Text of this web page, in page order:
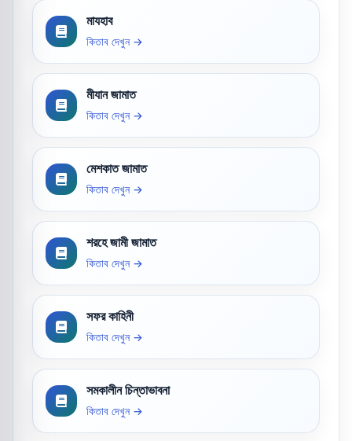
মাযহাব
কিতাব দেখুন →
মীযান জামাত
কিতাব দেখুন →
মেশকাত জামাত
কিতাব দেখুন →
শরহে জামী জামাত
কিতাব দেখুন →
সফর কাহিনী
কিতাব দেখুন →
সমকালীন চিন্তাভাবনা
কিতাব দেখুন →